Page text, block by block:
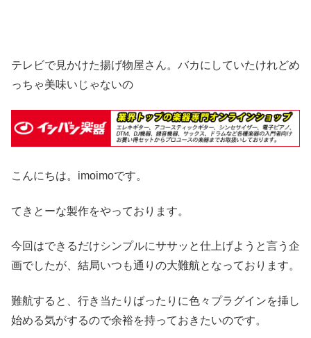
テレビで見かけた揚げ物屋さん。バカにしていたけれどめ
っちゃ美味いじゃないの
こんにちは。imoimoです。
てきとーな製作をやっております。
今回はできるだけシンプルにササッと仕上げようと言う企
画でしたが、結局いつも通りの大難航となっております。
難航すると、行き当たりばったりに色々プラグインを挿し
始める気がするので余裕を持っておきたいのです。